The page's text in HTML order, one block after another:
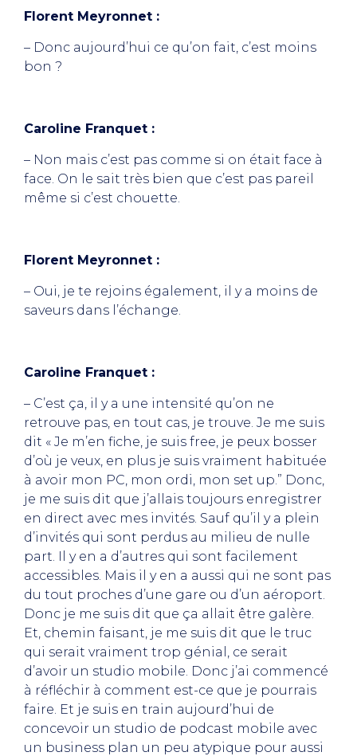
Florent Meyronnet :
– Donc aujourd’hui ce qu’on fait, c’est moins
bon ?
Caroline Franquet :
– Non mais c’est pas comme si on était face à
face. On le sait très bien que c’est pas pareil
même si c’est chouette.
Florent Meyronnet :
– Oui, je te rejoins également, il y a moins de
saveurs dans l’échange.
Caroline Franquet :
– C’est ça, il y a une intensité qu’on ne
retrouve pas, en tout cas, je trouve. Je me suis
dit « Je m’en fiche, je suis free, je peux bosser
d’où je veux, en plus je suis vraiment habituée
à avoir mon PC, mon ordi, mon set up.” Donc,
je me suis dit que j’allais toujours enregistrer
en direct avec mes invités. Sauf qu’il y a plein
d’invités qui sont perdus au milieu de nulle
part. Il y en a d’autres qui sont facilement
accessibles. Mais il y en a aussi qui ne sont pas
du tout proches d’une gare ou d’un aéroport.
Donc je me suis dit que ça allait être galère.
Et, chemin faisant, je me suis dit que le truc
qui serait vraiment trop génial, ce serait
d’avoir un studio mobile. Donc j’ai commencé
à réfléchir à comment est-ce que je pourrais
faire. Et je suis en train aujourd’hui de
concevoir un studio de podcast mobile avec
un business plan un peu atypique pour aussi